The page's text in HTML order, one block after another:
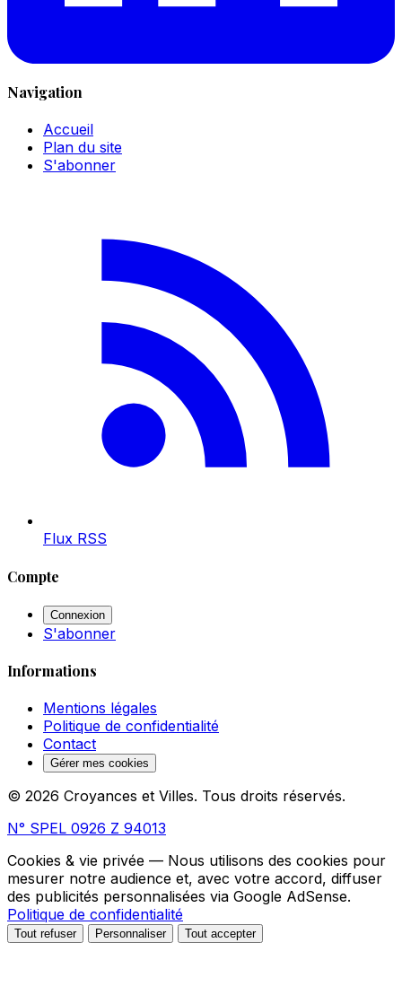
Navigation
Accueil
Plan du site
S'abonner
Flux RSS
Compte
Connexion
S'abonner
Informations
Mentions légales
Politique de confidentialité
Contact
Gérer mes cookies
© 2026 Croyances et Villes. Tous droits réservés.
N° SPEL 0926 Z 94013
Cookies & vie privée — Nous utilisons des cookies pour
mesurer notre audience et, avec votre accord, diffuser
des publicités personnalisées via Google AdSense.
Politique de confidentialité
Tout refuser Personnaliser Tout accepter